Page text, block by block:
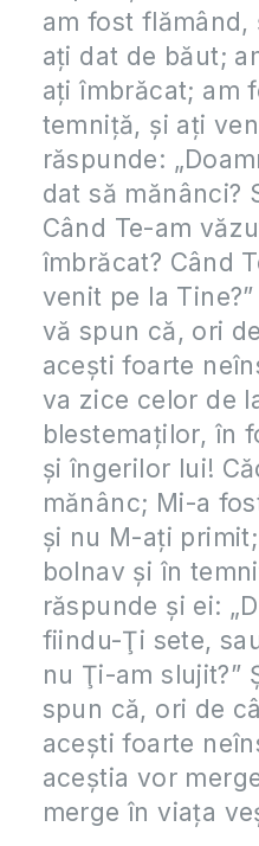
am fost
aţi dat de băut;
aţi îmbrăcat; am
temniţă, şi aţi
răspunde:
dat să mănânci?
Când Te-am
îmbrăcat? Când
venit pe la
vă spun că, ori
aceşti foarte
va zice celor de
blestemaţilor, în
şi îngerilor lui!
mănânc; Mi-a
şi nu M-aţi
bolnav şi în
răspunde şi ei:
fiindu-Ţi sete,
nu Ţi-am slujit?”
spun că, ori de
aceşti foarte
aceştia vor
merge în viaţa